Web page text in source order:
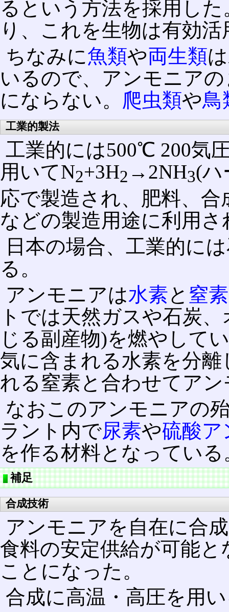
るという方法を採用し
り、これを生物は有効
ちなみに魚類や両生類
いるので、アンモニア
にならない。 爬虫類や鳥
工業的製法
工業的には500℃ 200気
用いてN2+3H2 →2NH3(ハ
応で製造され、肥料、合
などの製造用途に利用
日本の場合、工業的に
る。
アンモニアは水素と 窒素
トでは天然ガスや石炭
じる副産物)を燃やして
気に含まれる水素を分
れる窒素と合わせてア
なおこのアンモニアの
ラント内で尿素や硫酸ア
を作る材料となっている
補足
合成技術
アンモニアを自在に合
食料の安定供給が可能
ことになった。
合成に高温・高圧を用